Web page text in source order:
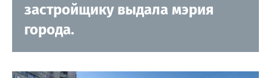
застройщику выдала мэрия
города.